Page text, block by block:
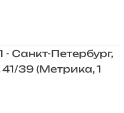
Санкт-Петербург,
39 (Метрика, 1